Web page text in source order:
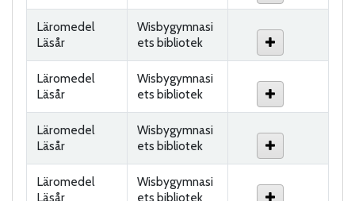
Läromedel
Läsår
Wisbygymnasi
ets bibliotek
Läromedel
Läsår
Wisbygymnasi
ets bibliotek
Läromedel
Läsår
Wisbygymnasi
ets bibliotek
Läromedel
Läsår
Wisbygymnasi
ets bibliotek